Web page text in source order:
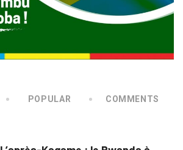
POPULAR COMMENTS